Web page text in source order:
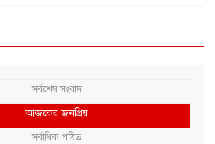
সর্বশেষ সংবাদ
আজকের জনপ্রিয়
সর্বাধিক পঠিত